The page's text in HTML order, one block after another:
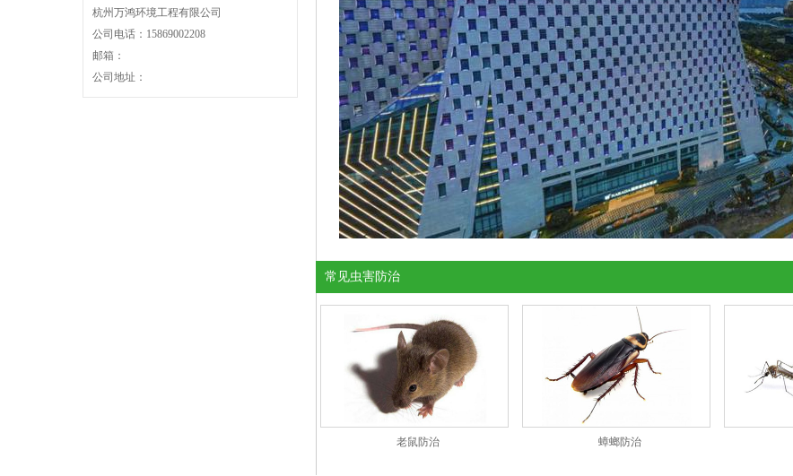
杭州万鸿环境工程有限公司
公司电话：15869002208
邮箱：
公司地址：
常见虫害防治
老鼠防治 蟑螂防治